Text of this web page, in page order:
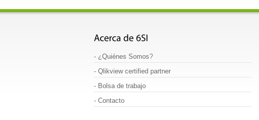
- ¿Quiénes Somos?
- Qlikview certified partner
- Bolsa de trabajo
- Contacto